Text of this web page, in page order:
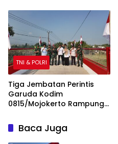
TNI & POLRI
Tiga Jembatan Perintis
Garuda Kodim
0815/Mojokerto Rampung
dan Kesejahteraan Warga
Baca Juga